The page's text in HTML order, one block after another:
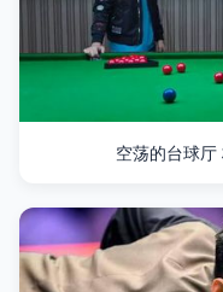
空荡的台球厅